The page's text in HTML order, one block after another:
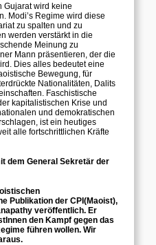
Gujarat wird keine
Modi’s Regime wird diese
zu spalten und zu
werden verstärkt in die
Meinung zu
Mann präsentieren, der die
Dies alles bedeutet eine
Bewegung, für
Nationalitäten, Dalits
Faschistische
kapitalistischen Krise und
und demokratischen
ist ein heutiges
alle fortschrittlichen Kräfte
dem General Sekretär der
Publikation der CPI(Maoist),
veröffentlich. Er
den Kampf gegen das
führen wollen. Wir